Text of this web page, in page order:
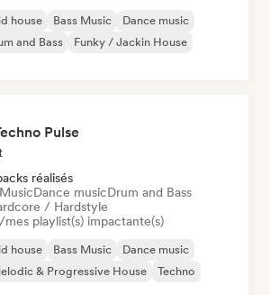
house Bass Music
Dance music
and Bass
Funky / Jackin House
Pulse
réalisés
Dance musicDrum and Bass
/ Hardstyle
playlist(s) impactante(s)
house Bass Music
Dance music
& Progressive House
Techno